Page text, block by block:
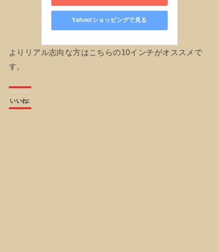
Yahoo!ショッピングで見る
よりリアル志向な方はこちらの10インチがオススメで
す。
いいね: